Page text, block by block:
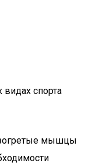
спорта
мышцы